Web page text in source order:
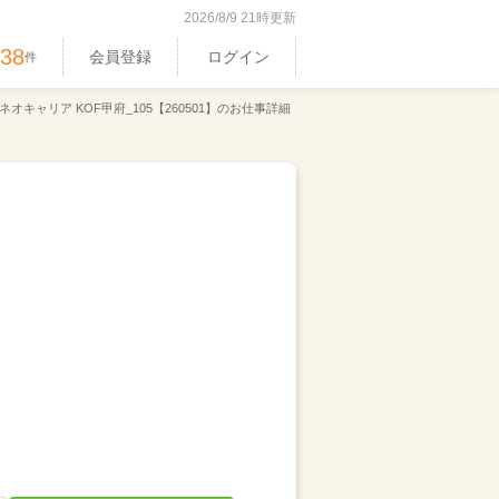
2026/8/9 21時更新
件 会員登録 ログイン
オキャリア KOF甲府_105【260501】のお仕事詳細